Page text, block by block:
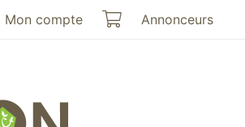
Mon compte Mon panier
Annonceurs